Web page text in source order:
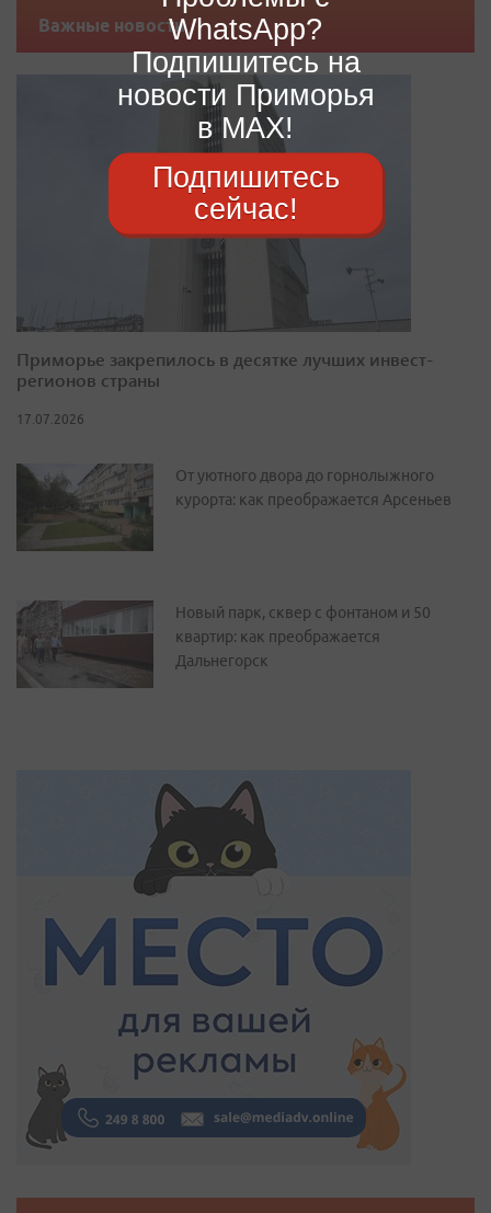
Важные новости
Приморье закрепилось в десятке лучших инвест-
регионов страны
17.07.2026
От уютного двора до горнолыжного
курорта: как преображается Арсеньев
Новый парк, сквер с фонтаном и 50
квартир: как преображается
Дальнегорск
WhatsApp?
Подпишитесь на
новости Приморья
в MAX!
Подпишитесь
сейчас!